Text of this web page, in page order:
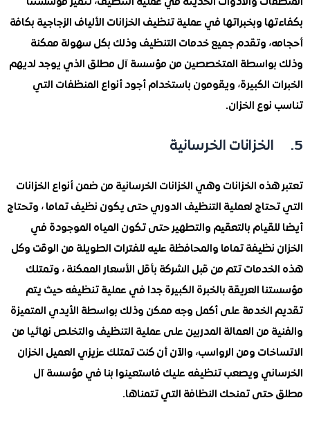
وبخبراتها في عملية تنظيف الخزانات الألياف الزجاجية بكافة
وتقدم جميع خدمات التنظيف وذلك بكل سهولة ممكنة
المتخصصين من مؤسسة آل مطلق الذي يوجد لديهم
الكبيرة، ويقومون باستخدام أجود أنواع المنظفات التي
الخزان.
الخزانات وهي الخزانات الخرسانية من ضمن أنواع الخزانات
لعملية التنظيف الدوري حتى يكون نظيف تماما ، وتحتاج
بالتعقيم والتطهير حتى تكون المياه الموجودة في
نظيفة تماما والمحافظة عليه للفترات الطويلة من الوقت وكل
تتم من قبل الشركة بأقل الأسعار الممكنة ، وتمتلك
العريقة بالخبرة الكبيرة جدا في عملية تنظيفه حيث يتم
على أكمل وجه ممكن وذلك بواسطة الأيدي المتميزة
من العمالة المدربين على عملية التنظيف والتخلص نهائيا من
ومن الرواسب، والآن أن كنت تمتلك عزيزي العميل الخزان
ويصعب تنظيفه عليك فاستعينوا بنا في مؤسسة آل
تمنحك النظافة التي تتمناها.